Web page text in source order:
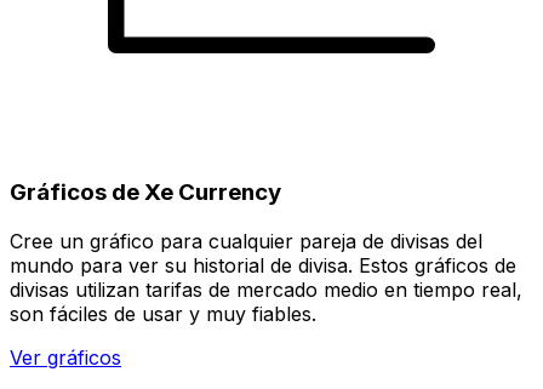
Gráficos de Xe Currency
Cree un gráfico para cualquier pareja de divisas del
mundo para ver su historial de divisa. Estos gráficos de
divisas utilizan tarifas de mercado medio en tiempo real,
son fáciles de usar y muy fiables.
Ver gráficos